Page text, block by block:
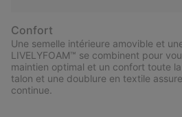
Confort
Une semelle intérieure amovible et
LIVELYFOAM™ se combinent pour
maintien optimal et un confort toute
talon et une doublure en textile
continue.